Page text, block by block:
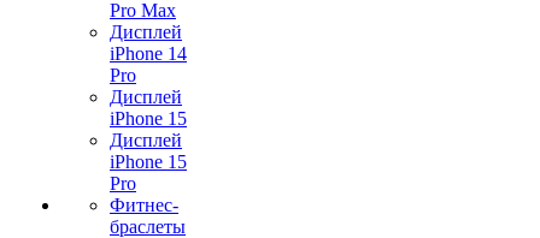
Pro Max
Дисплей
iPhone 14
Pro
Дисплей
iPhone 15
Дисплей
iPhone 15
Pro
Фитнес-
браслеты